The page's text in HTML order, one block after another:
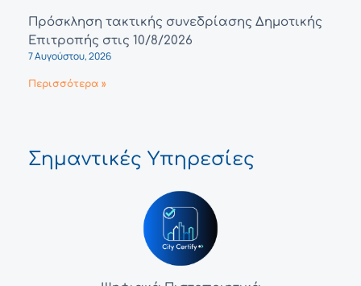
Πρόσκληση τακτικής συνεδρίασης Δημοτικής
Επιτροπής στις 10/8/2026
7 Αυγούστου, 2026
Περισσότερα »
Σημαντικές Υπηρεσίες